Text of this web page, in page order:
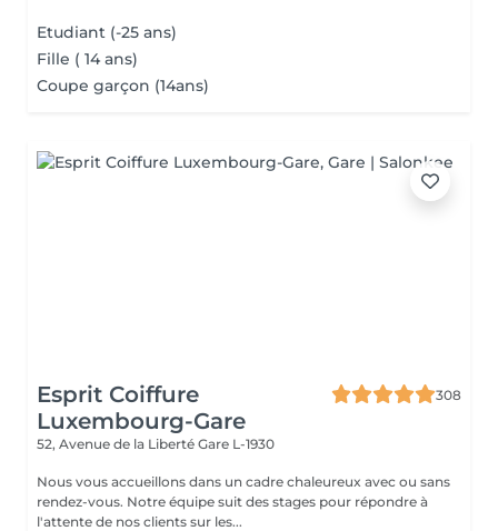
Etudiant (-25 ans)
Fille ( 14 ans)
Coupe garçon (14ans)
Esprit Coiffure
Luxembourg-Gare
308
52, Avenue de la Liberté Gare L-1930
Nous vous accueillons dans un cadre chaleureux avec ou sans
rendez-vous. Notre équipe suit des stages pour répondre à
l'attente de nos clients sur les...